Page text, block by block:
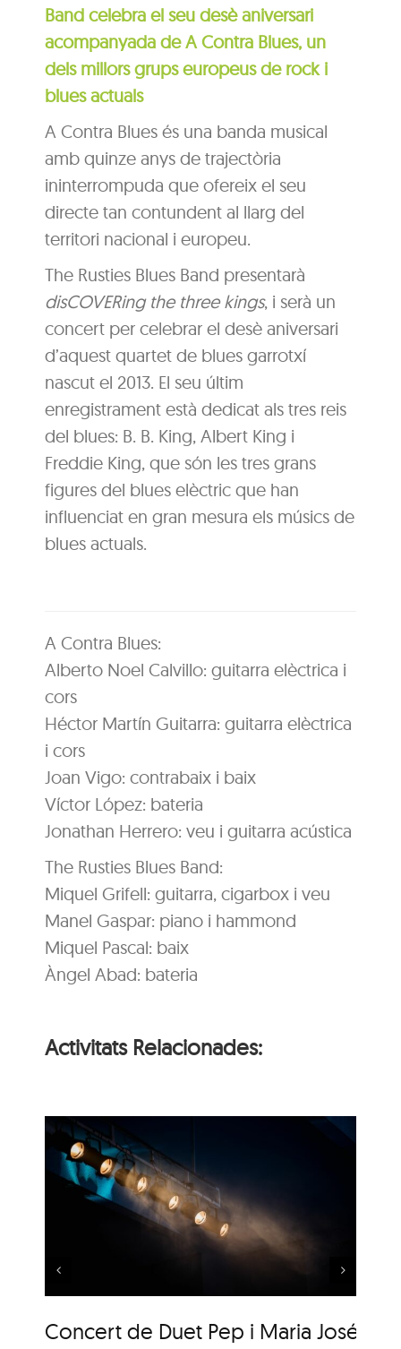
Band celebra el seu desè aniversari
acompanyada de A Contra Blues, un
dels millors grups europeus de rock i
blues actuals
A Contra Blues és una banda musical
amb quinze anys de trajectòria
ininterrompuda que ofereix el seu
directe tan contundent al llarg del
territori nacional i europeu.
The Rusties Blues Band presentarà
disCOVERing the three kings, i serà un
concert per celebrar el desè aniversari
d’aquest quartet de blues garrotxí
nascut el 2013. El seu últim
enregistrament està dedicat als tres reis
del blues: B. B. King, Albert King i
Freddie King, que són les tres grans
figures del blues elèctric que han
influenciat en gran mesura els músics de
blues actuals.
A Contra Blues:
Alberto Noel Calvillo: guitarra elèctrica i
cors
Héctor Martín Guitarra: guitarra elèctrica
i cors
Joan Vigo: contrabaix i baix
Víctor López: bateria
Jonathan Herrero: veu i guitarra acústica
The Rusties Blues Band:
Miquel Grifell: guitarra, cigarbox i veu
Manel Gaspar: piano i hammond
Miquel Pascal: baix
Àngel Abad: bateria
Activitats Relacionades:
Concert de Duet Pep i Maria José
Música al Parc: Liza
Wuyts & Bech